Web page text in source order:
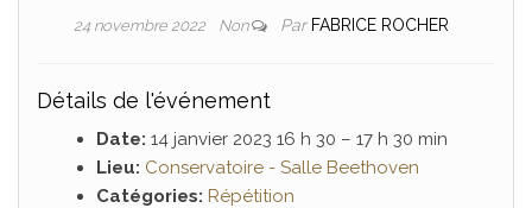
24 novembre 2022 Non Par FABRICE ROCHER
Détails de l'événement
Date: 14 janvier 2023 16 h 30 – 17 h 30 min
Lieu: Conservatoire - Salle Beethoven
Catégories: Répétition